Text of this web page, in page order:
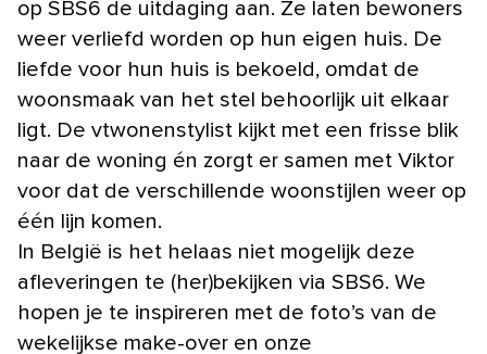
op SBS6 de uitdaging aan. Ze laten bewoners
weer verliefd worden op hun eigen huis. De
liefde voor hun huis is bekoeld, omdat de
woonsmaak van het stel behoorlijk uit elkaar
ligt. De vtwonenstylist kijkt met een frisse blik
naar de woning én zorgt er samen met Viktor
voor dat de verschillende woonstijlen weer op
één lijn komen.
In België is het helaas niet mogelijk deze
afleveringen te (her)bekijken via SBS6. We
hopen je te inspireren met de foto’s van de
wekelijkse make-over en onze